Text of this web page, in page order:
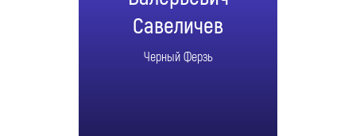
Савеличев
Черный Ферзь